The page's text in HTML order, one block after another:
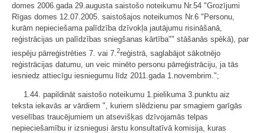
domes 2006.gada 29.augusta saistošo noteikumu Nr.54 "Grozījumi
Rīgas domes 12.07.2005. saistošajos noteikumos Nr.6 "Personu,
kurām nepieciešama palīdzība dzīvokļa jautājumu risināšanā,
reģistrācijas un palīdzības sniegšanas kārtība"" stāšanās spēkā), par
iespēju pārreģistrēties 7. vai 7. 2reģistrā, saglabājot sākotnējo
reģistrācijas datumu, un veic minēto personu pārreģistrāciju, ja tās
iesniedz attiecīgu iesniegumu līdz 2011.gada 1.novembrim.";
1.44. papildināt saistošo noteikumu 1.pielikuma 3.punktu aiz
teksta iekavās ar vārdiem ", kuriem slēdzienu par smagiem garīgās
veselības traucējumiem un atsevišķas dzīvojamās telpas
nepieciešamību ir izsniegusi ārstu konsultatīvā komisija, kuras